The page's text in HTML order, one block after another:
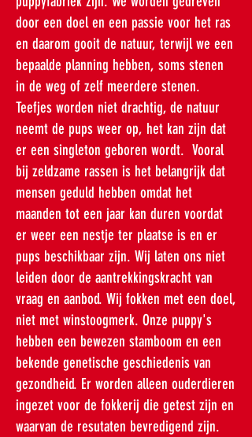
door een doel en een passie voor het ras
en daarom gooit de natuur, terwijl we een
bepaalde planning hebben, soms stenen
in de weg of zelf meerdere stenen.
Teefjes worden niet drachtig, de natuur
neemt de pups weer op, het kan zijn dat
er een singleton geboren wordt. Vooral
bij zeldzame rassen is het belangrijk dat
mensen geduld hebben omdat het
maanden tot een jaar kan duren voordat
er weer een nestje ter plaatse is en er
pups beschikbaar zijn. Wij laten ons niet
leiden door de aantrekkingskracht van
vraag en aanbod. Wij fokken met een doel,
niet met winstoogmerk. Onze puppy's
hebben een bewezen stamboom en een
bekende genetische geschiedenis van
gezondheid. Er worden alleen ouderdieren
ingezet voor de fokkerij die getest zijn en
waarvan de resutaten bevredigend zijn.